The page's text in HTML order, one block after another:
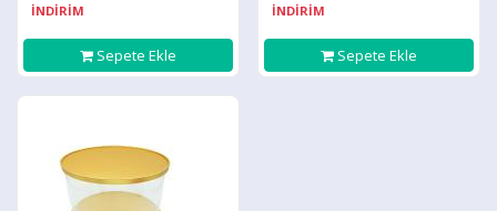
İNDİRİM
Sepete Ekle
İNDİRİM
Sepete Ekle